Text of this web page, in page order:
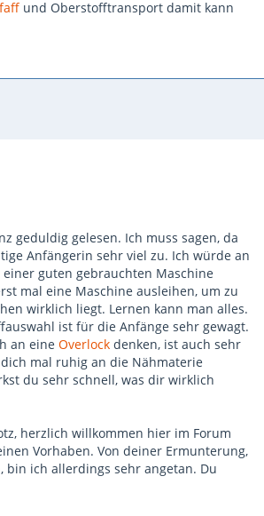
und Oberstofftransport damit kann
geduldig gelesen. Ich muss sagen, da
Anfängerin sehr viel zu. Ich würde an
guten gebrauchten Maschine
mal eine Maschine ausleihen, um zu
wirklich liegt. Lernen kann man alles.
ist für die Anfänge sehr gewagt.
an eine Overlock denken, ist auch sehr
mal ruhig an die Nähmaterie
du sehr schnell, was dir wirklich
herzlich willkommen hier im Forum
Vorhaben. Von deiner Ermunterung,
bin ich allerdings sehr angetan. Du